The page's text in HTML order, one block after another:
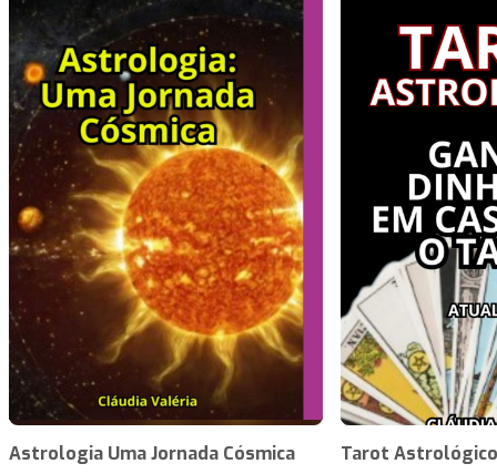
Astrologia Uma Jornada Cósmica Tarot Astrológico